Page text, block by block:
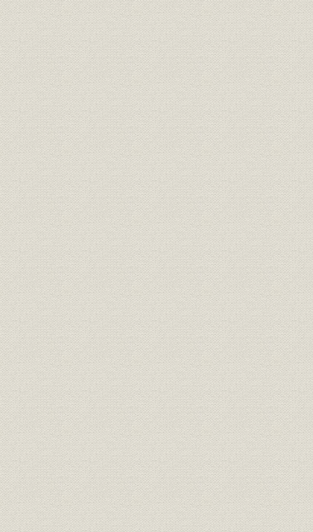
(1) 復金資金の配分
(2) 石炭鉱業
(3) 電力業
(4) 肥料工業
(5) 復金の経営収支
(6) 「復金インフレ」とモラル・ハザード
第2節 日本開発銀行の設立
1. 市場経済への移行と新しい政策金融機構の模索
(1) インフレ収束と市場経済への移行
(2) 資金フローの転換と産業合理化の要請
(3) 朝鮮戦争ブームと産業合理化政策
(4) 高度経済成長への離陸と設備投資
(5) 見返資金の運用
(6) 日本開発銀行の構想
(7) 日本開発銀行法案の作成
(8) 日本開発銀行法の制定
2. 開銀と復金の相違
3. 1952・1953年開銀法改正と業務の承継・分離